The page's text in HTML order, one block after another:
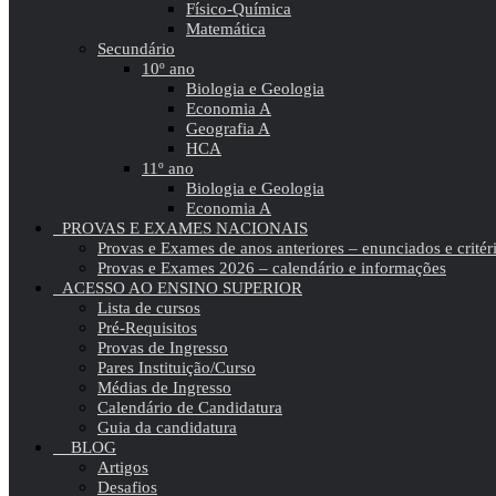
Físico-Química
Matemática
Secundário
10º ano
Biologia e Geologia
Economia A
Geografia A
HCA
11º ano
Biologia e Geologia
Economia A
PROVAS E EXAMES NACIONAIS
Provas e Exames de anos anteriores – enunciados e
Provas e Exames 2026 – calendário e informações
ACESSO AO ENSINO SUPERIOR
Lista de cursos
Pré-Requisitos
Provas de Ingresso
Pares Instituição/Curso
Médias de Ingresso
Calendário de Candidatura
Guia da candidatura
BLOG
Artigos
Desafios